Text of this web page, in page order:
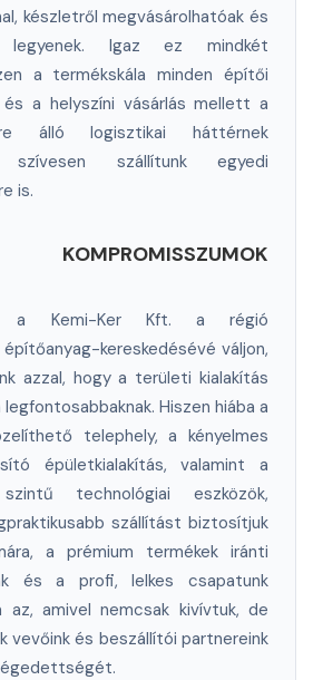
készletről megvásárolhatóak és
legyenek. Igaz ez mindkét
a termékskála minden építői
a helyszíni vásárlás mellett a
álló logisztikai háttérnek
szívesen szállítunk egyedi
is.
KOMPROMISSZUMOK
a Kemi-Ker Kft. a régió
kereskedésévé váljon,
azzal, hogy a területi kialakítás
Hiszen hiába a
telephely, a kényelmes
épületkialakítás, valamint a
technológiai eszközök,
szállítást biztosítjuk
a prémium termékek iránti
és a profi, lelkes csapatunk
az, amivel nemcsak kivívtuk, de
vevőink és beszállítói partnereink